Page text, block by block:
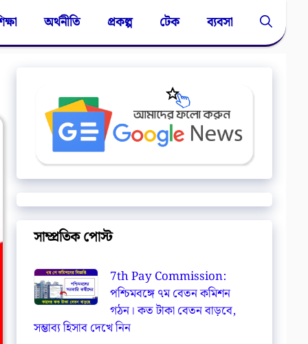
অর্থনীতি প্রকল্প টেক ব্যবসা
সাম্প্রতিক পোস্ট
7th Pay Commission:
পশ্চিমবঙ্গে ৭ম বেতন কমিশন
গঠন। কত টাকা বেতন বাড়বে,
সম্ভাব্য হিসাব দেখে নিন